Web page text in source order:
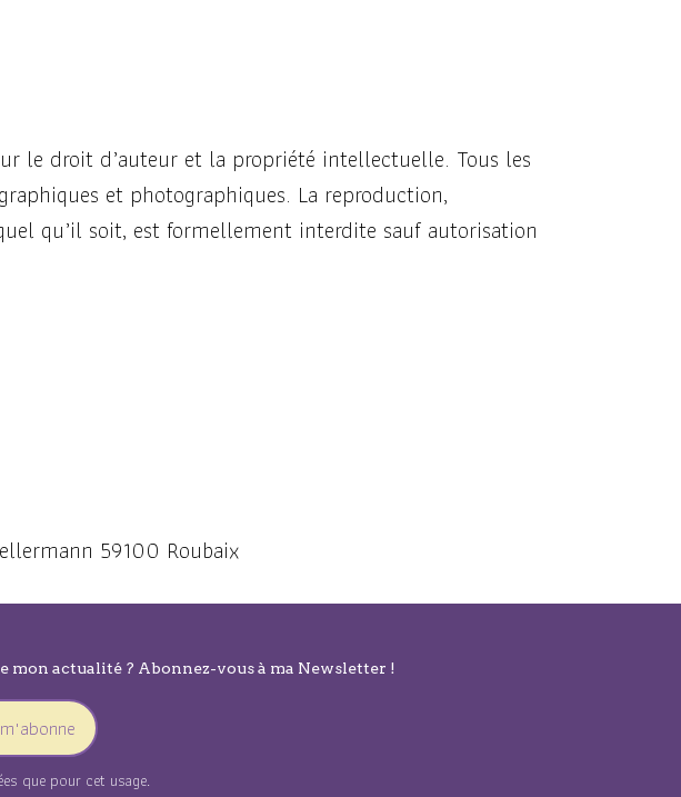
le droit d’auteur et la propriété intellectuelle. Tous les
et photographiques. La reproduction,
qu’il soit, est formellement interdite sauf autorisation
59100 Roubaix
mon actualité ? Abonnez-vous à ma Newsletter !
que pour cet usage.